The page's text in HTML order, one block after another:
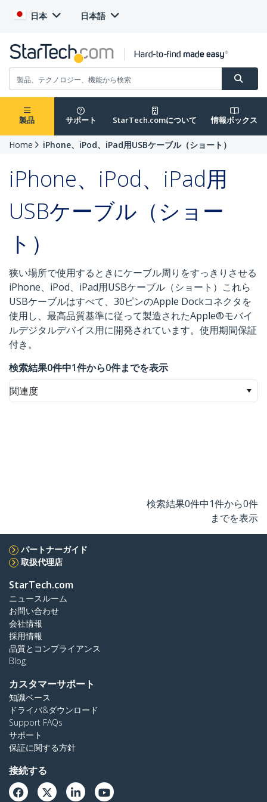
日本 日本語
製品 サポート StarTech.comについて 情報ボックス
Home iPhone、iPod、iPad用USBケーブル（ショート）
iPhone、iPod、iPad用
USBケーブル（ショー
ト）
狭い場所で使用するときにケーブル周りをすっきりさせる
iPhone、iPod、iPad用USBケーブル（ショート）これら
USBケーブルはすべて、30ピンのApple Dockコネクタを
使用し、最高品質基準に従って製造されたApple®モバイ
ルデジタルデバイス用に開発されています。使用期間保証
付き。
検索結果0件中1件から0件までを表示
関連度
検索結果0件中1件から0件
までを表示
パートナーガイド
取扱代理店
StarTech.com
ニュースルーム
お問い合わせ
会社情報
採用情報
品質とコンプライアンス
Blog
カスタマーサポート
知識ベース
ドライバ&ダウンロード
Support FAQs
サポート
保証に関する方針
接続する